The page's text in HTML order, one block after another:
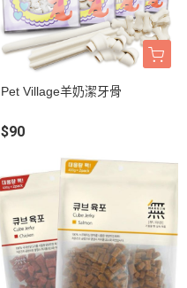
Pet Village羊奶潔牙骨
$90